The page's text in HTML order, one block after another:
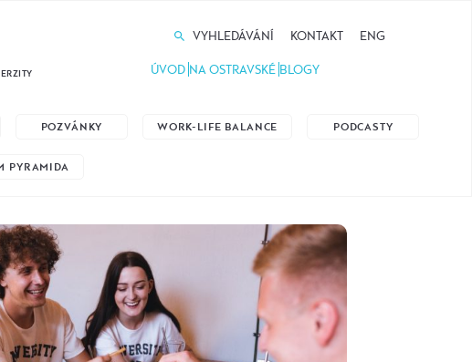
VYHLEDÁVÁNÍ KONTAKT ENG
ÚVOD NA OSTRAVSKÉ BLOGY
POZVÁNKY WORK-LIFE BALANCE PODCASTY
PYRAMIDA